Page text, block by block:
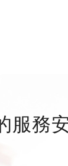
服務